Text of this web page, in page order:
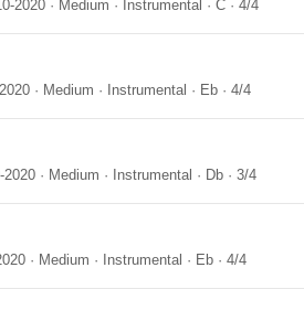
2020 · Medium · Instrumental · C · 4/4
· Medium · Instrumental · Eb · 4/4
2020 · Medium · Instrumental · Db · 3/4
· Medium · Instrumental · Eb · 4/4